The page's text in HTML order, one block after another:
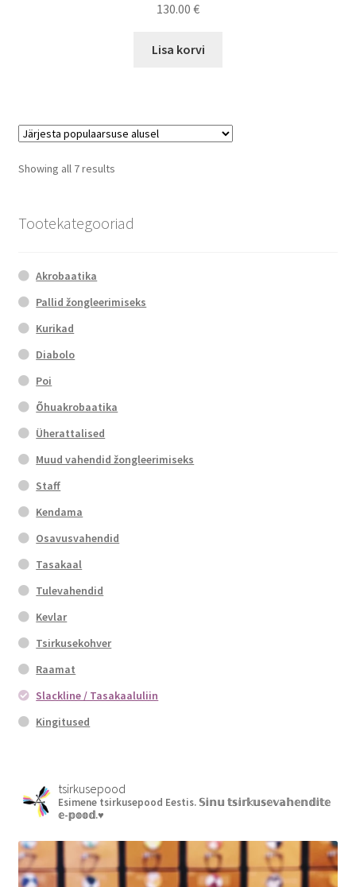
130.00 €
Lisa korvi
Showing all 7 resultsSorted
Tootekategooriad
Akrobaatika
Pallid žongleerimiseks
Kurikad
Diabolo
Poi
Õhuakrobaatika
Üherattalised
Muud vahendid žongleerimiseks
Staff
Kendama
Osavusvahendid
Tasakaal
Tulevahendid
Kevlar
Tsirkusekohver
Raamat
Slackline / Tasakaaluliin
Kingitused
tsirkusepood
Esimene tsirkusepood Eestis. 𝕊𝕚𝕟𝕦 𝕥𝕤𝕚𝕣𝕜𝕦𝕤𝕖𝕧𝕒𝕙𝕖𝕟𝕕𝕚𝕥𝕖
𝕖-𝕡𝕠𝕠𝕕.♥︎